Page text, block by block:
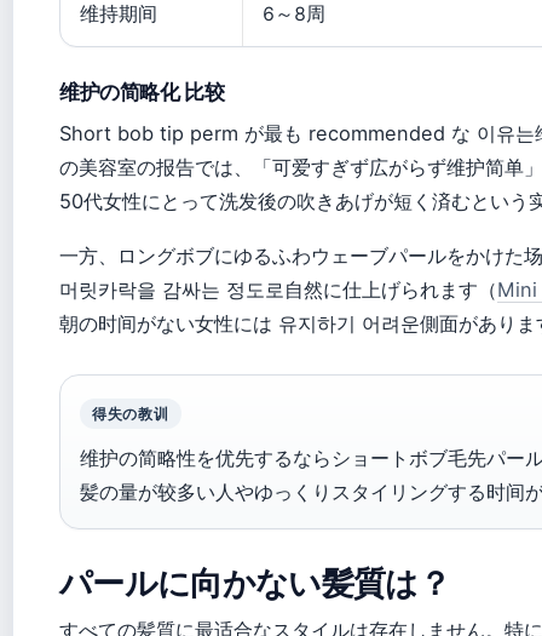
维持期间 6～8周
维护の简略化 比较
Short bob tip perm が最も recommended な 이유는
の美容室の报告では、「可爱すぎず広がらず维护简单
50代女性にとって洗发後の吹きあげが短く済むという
一方、ロングボブにゆるふわウェーブパールをかけた
머릿카락을 감싸는 정도로自然に仕上げられます（Mini
朝の时间がない女性には 유지하기 어려운側面がありま
得失の教训
维护の简略性を优先するならショートボブ毛先パー
髪の量が较多い人やゆっくりスタイリングする时间
パールに向かない髪質は？
すべての髪質に最适合なスタイルは存在しません。